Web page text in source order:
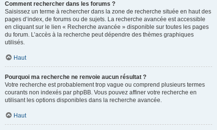
Comment rechercher dans les forums ?
Saisissez un terme à rechercher dans la zone de recherche située en haut des
pages d’index, de forums ou de sujets. La recherche avancée est accessible
en cliquant sur le lien « Recherche avancée » disponible sur toutes les pages
du forum. L’accès à la recherche peut dépendre des thèmes graphiques
utilisés.
Haut
Pourquoi ma recherche ne renvoie aucun résultat ?
Votre recherche est probablement trop vague ou comprend plusieurs termes
courants non indexés par phpBB. Vous pouvez affiner votre recherche en
utilisant les options disponibles dans la recherche avancée.
Haut